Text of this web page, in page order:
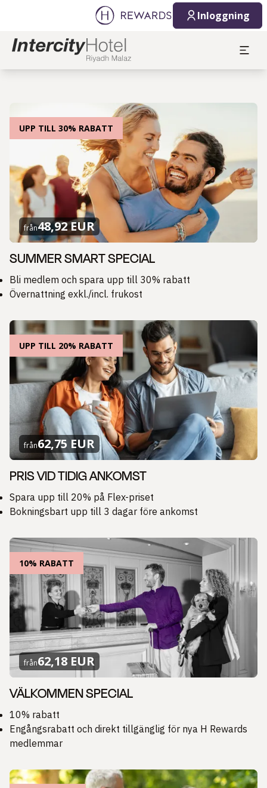
Inloggning
UPP TILL 30% RABATT
från48,92 EUR
SUMMER SMART SPECIAL
Bli medlem och spara upp till 30% rabatt
Övernattning exkl./incl. frukost
UPP TILL 20% RABATT
från62,75 EUR
PRIS VID TIDIG ANKOMST
Spara upp till 20% på Flex-priset
Bokningsbart upp till 3 dagar före ankomst
10% RABATT
från62,18 EUR
VÄLKOMMEN SPECIAL
10% rabatt
Engångsrabatt och direkt tillgänglig för nya H Rewards
medlemmar